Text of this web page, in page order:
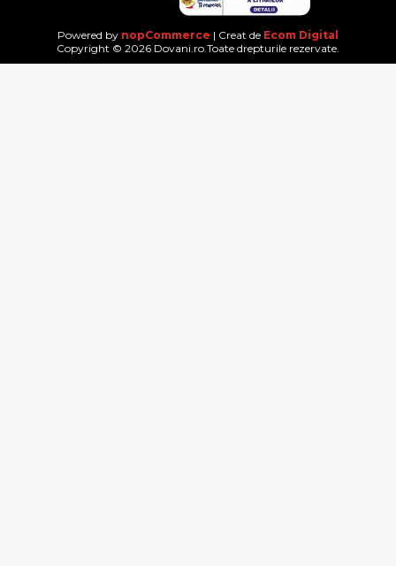
Powered by nopCommerce | Creat de Ecom Digital
Copyright © 2026 Dovani.ro.Toate drepturile rezervate.